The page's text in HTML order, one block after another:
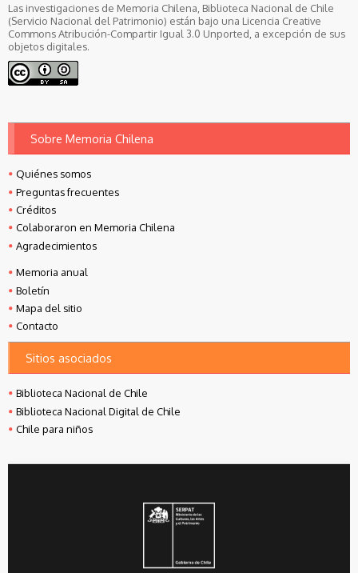
Las investigaciones de Memoria Chilena, Biblioteca Nacional de Chile
(Servicio Nacional del Patrimonio) están bajo una Licencia Creative
Commons Atribución-Compartir Igual 3.0 Unported, a excepción de sus
objetos digitales.
Sobre Memoria Chilena
Quiénes somos
Preguntas frecuentes
Créditos
Colaboraron en Memoria Chilena
Agradecimientos
Memoria anual
Boletín
Mapa del sitio
Contacto
Sitios asociados
Biblioteca Nacional de Chile
Biblioteca Nacional Digital de Chile
Chile para niños